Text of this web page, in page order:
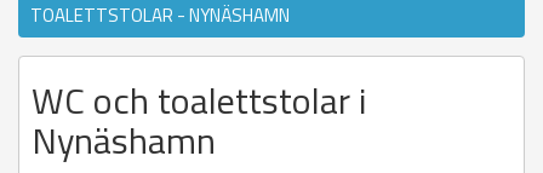
TOALETTSTOLAR - NYNÄSHAMN
WC och toalettstolar i
Nynäshamn